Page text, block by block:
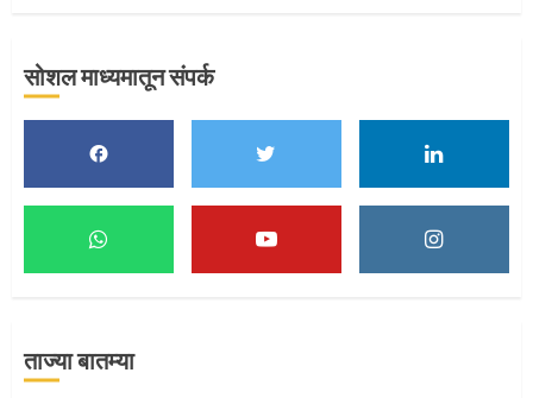
मुख्यमंत्र्यांच्या हस्ते विठ्ठलाची महापूजा
माऊलींच्या पादुकांना नीरा स्नान
सोशल माध्यमातून संपर्क
ताज्या बातम्या